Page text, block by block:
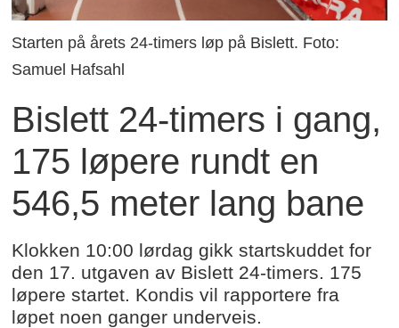
Starten på årets 24-timers løp på Bislett. Foto:
Samuel Hafsahl
Bislett 24-timers i gang,
175 løpere rundt en
546,5 meter lang bane
Klokken 10:00 lørdag gikk startskuddet for
den 17. utgaven av Bislett 24-timers. 175
løpere startet. Kondis vil rapportere fra
løpet noen ganger underveis.